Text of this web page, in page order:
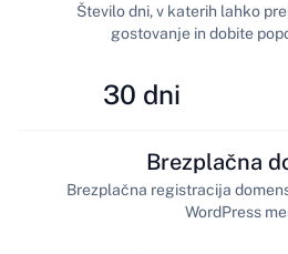
30 dni
Število dni, v katerih lahko
gostovanje in dobite
Brezplačna
Brezplačna registracija
WordPress